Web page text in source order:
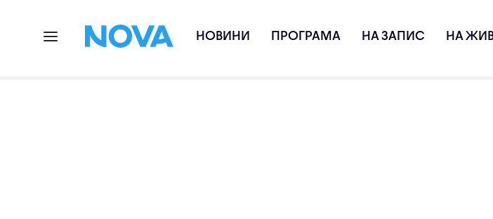
НОВИНИ ПРОГРАМА НА ЗАПИС НА